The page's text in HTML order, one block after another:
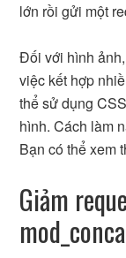
lớn rồi gửi một
Đối với hình
việc kết hợp
thể sử dụng
hình. Cách làm
Bạn có thể xem
Giảm